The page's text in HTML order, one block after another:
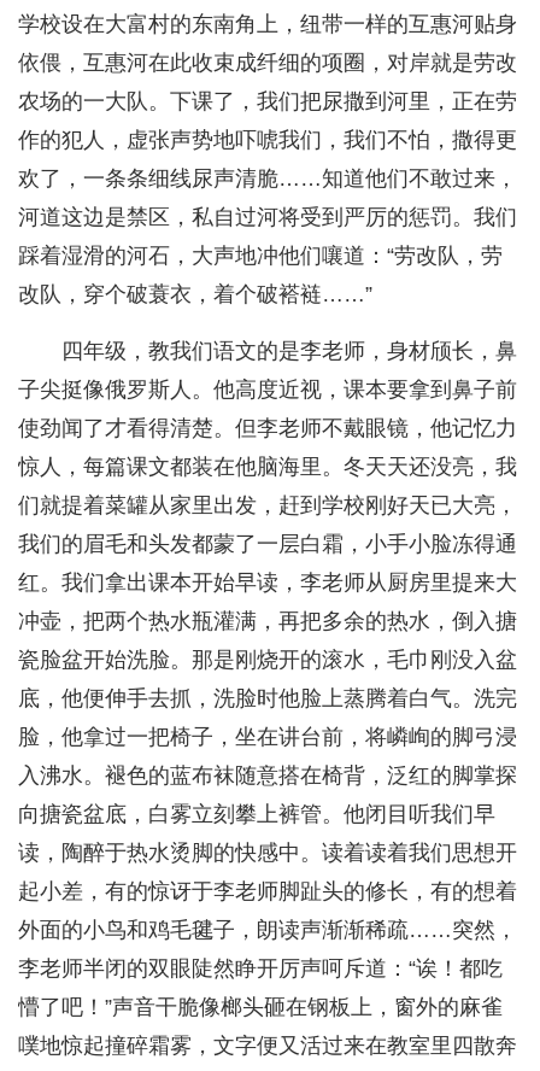
学校设在大富村的东南角上，纽带一样的互惠河贴身
依偎，互惠河在此收束成纤细的项圈，对岸就是劳改
农场的一大队。下课了，我们把尿撒到河里，正在劳
作的犯人，虚张声势地吓唬我们，我们不怕，撒得更
欢了，一条条细线尿声清脆……知道他们不敢过来，
河道这边是禁区，私自过河将受到严厉的惩罚。我们
踩着湿滑的河石，大声地冲他们嚷道：“劳改队，劳
改队，穿个破蓑衣，着个破褡裢……”
四年级，教我们语文的是李老师，身材颀长，鼻
子尖挺像俄罗斯人。他高度近视，课本要拿到鼻子前
使劲闻了才看得清楚。但李老师不戴眼镜，他记忆力
惊人，每篇课文都装在他脑海里。冬天天还没亮，我
们就提着菜罐从家里出发，赶到学校刚好天已大亮，
我们的眉毛和头发都蒙了一层白霜，小手小脸冻得通
红。我们拿出课本开始早读，李老师从厨房里提来大
冲壶，把两个热水瓶灌满，再把多余的热水，倒入搪
瓷脸盆开始洗脸。那是刚烧开的滚水，毛巾刚没入盆
底，他便伸手去抓，洗脸时他脸上蒸腾着白气。洗完
脸，他拿过一把椅子，坐在讲台前，将嶙峋的脚弓浸
入沸水。褪色的蓝布袜随意搭在椅背，泛红的脚掌探
向搪瓷盆底，白雾立刻攀上裤管。他闭目听我们早
读，陶醉于热水烫脚的快感中。读着读着我们思想开
起小差，有的惊讶于李老师脚趾头的修长，有的想着
外面的小鸟和鸡毛毽子，朗读声渐渐稀疏……突然，
李老师半闭的双眼陡然睁开厉声呵斥道：“诶！都吃
懵了吧！”声音干脆像榔头砸在钢板上，窗外的麻雀
噗地惊起撞碎霜雾，文字便又活过来在教室里四散奔